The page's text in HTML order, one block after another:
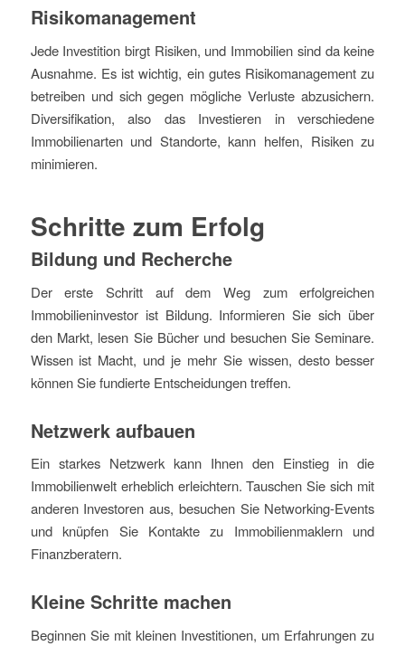
Risikomanagement
Jede Investition birgt Risiken, und Immobilien sind da keine
Ausnahme. Es ist wichtig, ein gutes Risikomanagement zu
betreiben und sich gegen mögliche Verluste abzusichern.
Diversifikation, also das Investieren in verschiedene
Immobilienarten und Standorte, kann helfen, Risiken zu
minimieren.
Schritte zum Erfolg
Bildung und Recherche
Der erste Schritt auf dem Weg zum erfolgreichen
Immobilieninvestor ist Bildung. Informieren Sie sich über
den Markt, lesen Sie Bücher und besuchen Sie Seminare.
Wissen ist Macht, und je mehr Sie wissen, desto besser
können Sie fundierte Entscheidungen treffen.
Netzwerk aufbauen
Ein starkes Netzwerk kann Ihnen den Einstieg in die
Immobilienwelt erheblich erleichtern. Tauschen Sie sich mit
anderen Investoren aus, besuchen Sie Networking-Events
und knüpfen Sie Kontakte zu Immobilienmaklern und
Finanzberatern.
Kleine Schritte machen
Beginnen Sie mit kleinen Investitionen, um Erfahrungen zu